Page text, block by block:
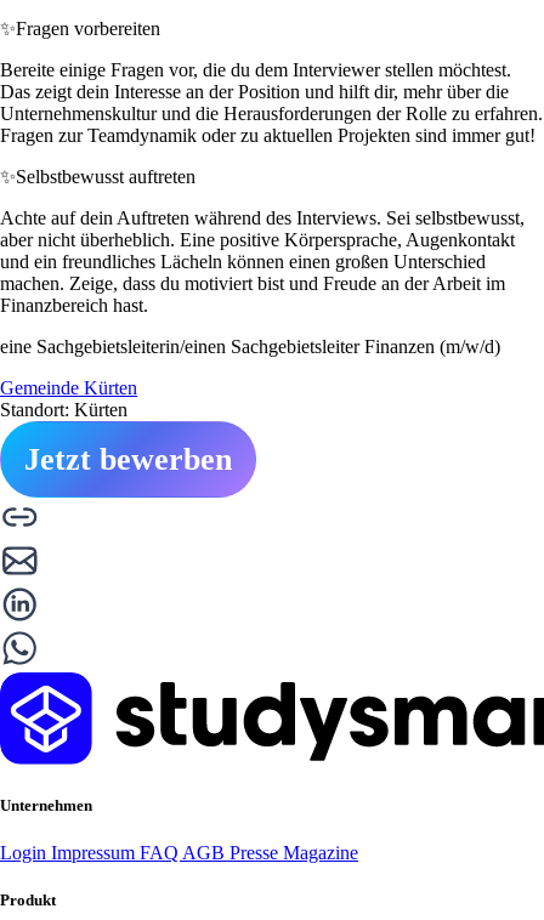
✨Fragen vorbereiten
Bereite einige Fragen vor, die du dem Interviewer stellen möchtest.
Das zeigt dein Interesse an der Position und hilft dir, mehr über die
Unternehmenskultur und die Herausforderungen der Rolle zu erfahren.
Fragen zur Teamdynamik oder zu aktuellen Projekten sind immer gut!
✨Selbstbewusst auftreten
Achte auf dein Auftreten während des Interviews. Sei selbstbewusst,
aber nicht überheblich. Eine positive Körpersprache, Augenkontakt
und ein freundliches Lächeln können einen großen Unterschied
machen. Zeige, dass du motiviert bist und Freude an der Arbeit im
Finanzbereich hast.
eine Sachgebietsleiterin/einen Sachgebietsleiter Finanzen (m/w/d)
Gemeinde Kürten
Standort: Kürten
Jetzt bewerben
Unternehmen
Login Impressum FAQ AGB Presse Magazine
Produkt